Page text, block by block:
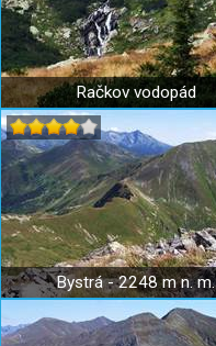
Račkov vodopád
Bystrá - 2248 m n. m.